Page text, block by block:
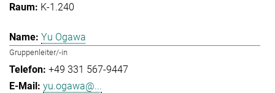
K-1.240
Yu Ogawa
Gruppenleiter/-in
+49 331 567-9447
yu.ogawa@...